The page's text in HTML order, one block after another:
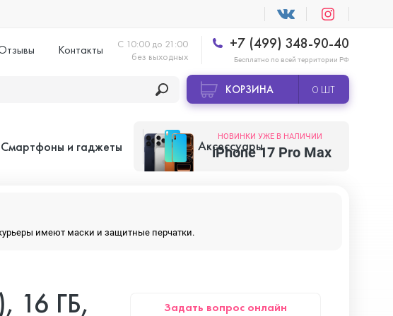
Контакты
С 10:00 до 21:00
без выходных
+7 (499) 348-90-40
Бесплатно по всей территории РФ
КОРЗИНА 0 ШТ
Смартфоны и гаджеты Аксессуары
НОВИНКИ УЖЕ В НАЛИЧИИ
iPhone 17 Pro Max
имеют маски и защитные перчатки.
16 ГБ,
Задать вопрос онлайн